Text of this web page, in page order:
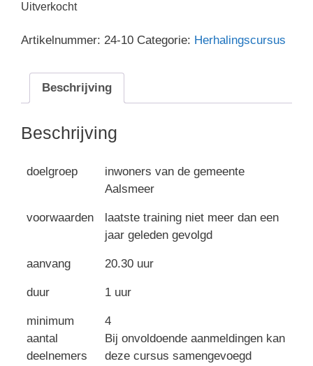
Uitverkocht
Artikelnummer: 24-10 Categorie: Herhalingscursus
Beschrijving
Beschrijving
doelgroep
inwoners van de gemeente
Aalsmeer
voorwaarden
laatste training niet meer dan een
jaar geleden gevolgd
aanvang 20.30 uur
duur 1 uur
minimum
aantal
deelnemers
4
Bij onvoldoende aanmeldingen kan
deze cursus samengevoegd